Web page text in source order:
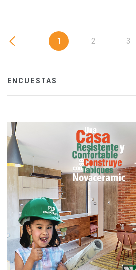
1 2 3
ENCUESTAS